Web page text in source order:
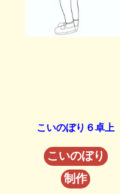
こいのぼり６卓上
こいのぼり
制作